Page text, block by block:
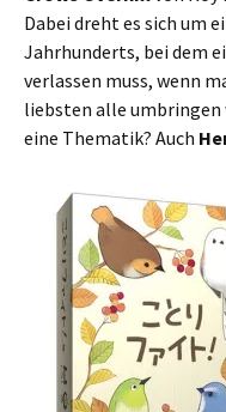
Dabei dreht es sich um
Jahrhunderts, bei dem
verlassen muss, wenn
liebsten alle umbringen
eine Thematik? Auch